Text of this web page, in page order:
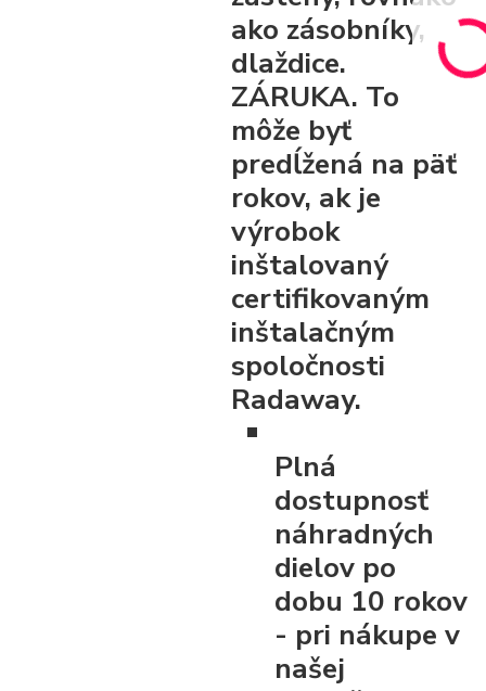
ako zásobníky,
dlaždice.
ZÁRUKA. To
môže byť
predĺžená na päť
rokov, ak je
výrobok
inštalovaný
certifikovaným
inštalačným
spoločnosti
Radaway.
Plná
dostupnosť
náhradných
dielov po
dobu 10 rokov
- pri nákupe v
našej